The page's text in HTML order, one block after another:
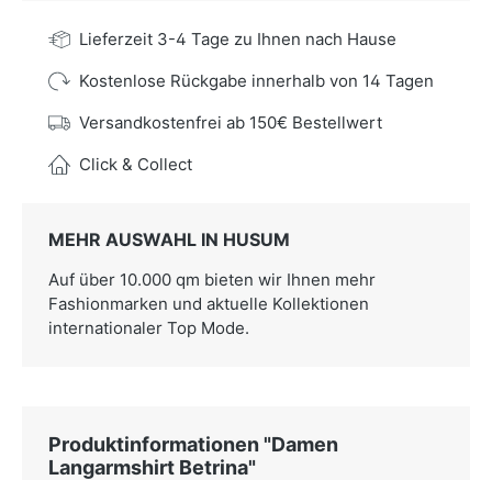
Lieferzeit 3-4 Tage zu Ihnen nach Hause
Kostenlose Rückgabe innerhalb von 14 Tagen
Versandkostenfrei ab 150€ Bestellwert
Click & Collect
MEHR AUSWAHL IN HUSUM
Auf über 10.000 qm bieten wir Ihnen mehr
Fashionmarken und aktuelle Kollektionen
internationaler Top Mode.
Produktinformationen "Damen
Langarmshirt Betrina"